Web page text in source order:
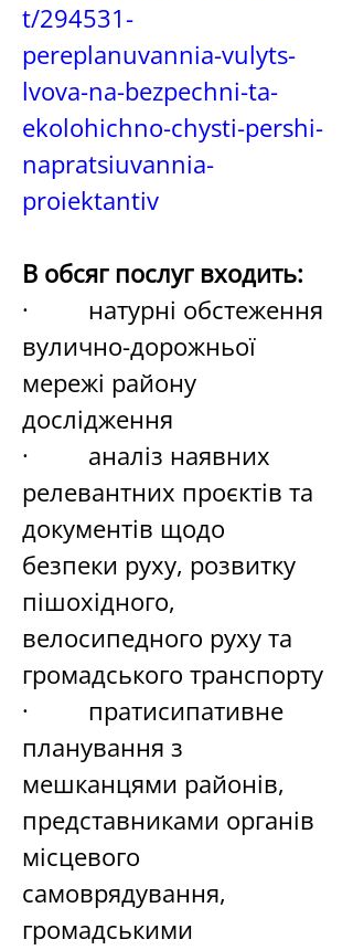
t/294531-
pereplanuvannia-vulyts-
lvova-na-bezpechni-ta-
ekolohichno-chysti-pershi-
napratsiuvannia-
proiektantiv
В обсяг послуг входить:
·         натурні обстеження
вулично-дорожньої
мережі району
дослідження
·         аналіз наявних
релевантних проєктів та
документів щодо
безпеки руху, розвитку
пішохідного,
велосипедного руху та
громадського транспорту
·         пратисипативне
планування з
мешканцями районів,
представниками органів
місцевого
самоврядування,
громадськими